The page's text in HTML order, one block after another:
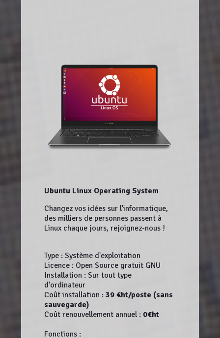
Ubuntu Linux Operating System
Changez vos idées sur l'informatique,
des milliers de personnes passent à
Linux chaque jours, rejoignez-nous !
Type : Système d'exploitation
Licence : Open Source gratuit GNU
Installation : Sur tout type
d'ordinateur
Coût installation : 39 €ht/poste (sans
sauvegarde)
Coût renouvellement annuel : 0€ht
Fonctions :